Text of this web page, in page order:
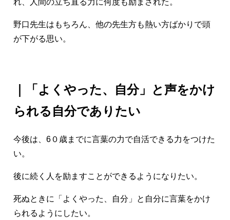
野口先生はもちろん、他の先生方も熱い方ばかりで頭
が下がる思い。
｜「よくやった、自分」と声をかけ
られる自分でありたい
今後は、6０歳までに言葉の力で自活できる力をつけた
い。
後に続く人を励ますことができるようになりたい。
死ぬときに「よくやった、自分」と自分に言葉をかけ
られるようにしたい。